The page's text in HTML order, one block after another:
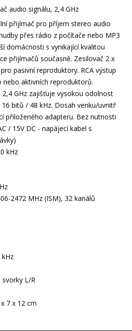
audio signálu, 2,4 GHz
přijímač pro příjem stereo audio
přes rádio z počítače nebo MP3
domácnosti s vynikající kvalitou
přijímačů současně. Zesilovač 2 x
pasivní reproduktory. RCA výstup
aktivních reproduktorů.
GHz zajišťuje vysokou odolnost
bitů / 48 kHz. Dosah venku/uvnitř
přiloženého adapteru. Bez nutnosti
/ 15V DC - napájecí kabel s
kHz
2472 MHz (ISM), 32 kanálů
kHz
svorky L/R
7 x 12 cm